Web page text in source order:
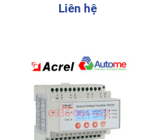
Liên hệ